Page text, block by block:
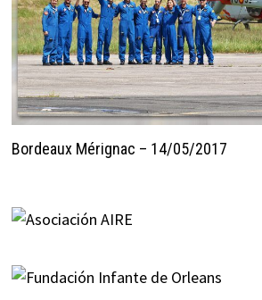
Bordeaux Mérignac – 14/05/2017